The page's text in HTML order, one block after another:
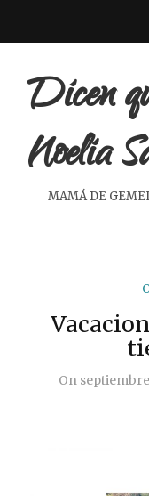
Dicen
Noelia
MAMÁ DE
On septiembre